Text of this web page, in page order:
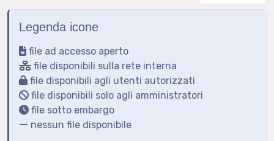
Legenda icone
file ad accesso aperto
file disponibili sulla rete interna
file disponibili agli utenti autorizzati
file disponibili solo agli amministratori
file sotto embargo
nessun file disponibile